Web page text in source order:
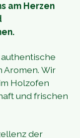
am Herzen
Aromen. Wir
Holzofen
und frischen
der